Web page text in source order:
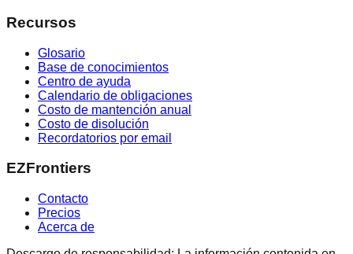
Recursos
Glosario
Base de conocimientos
Centro de ayuda
Calendario de obligaciones
Costo de mantención anual
Costo de disolución
Recordatorios por email
EZFrontiers
Contacto
Precios
Acerca de